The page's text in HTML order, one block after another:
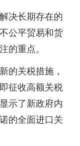
决长期存在的
公平贸易和货
的重点。
的关税措施，
征收高额关税
示了新政府内
的全面进口关